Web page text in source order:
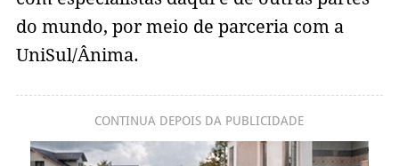
do mundo, por meio de parceria com a
UniSul/Ânima.
CONTINUA DEPOIS DA PUBLICIDADE